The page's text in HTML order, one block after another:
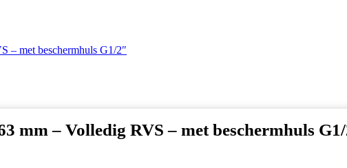
– met beschermhuls G1/2″
mm – Volledig RVS – met beschermhuls